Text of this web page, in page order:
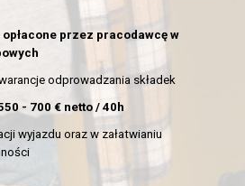
przez pracodawcę w
odprowadzania składek
- 700 € netto / 40h
wyjazdu oraz w załatwianiu